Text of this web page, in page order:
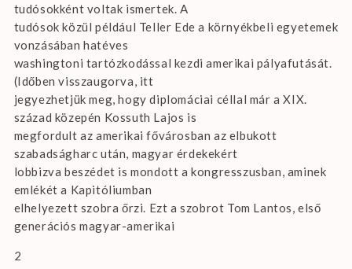
tudósokként voltak ismertek. A
tudósok közül például Teller Ede a környékbeli egyetemek
vonzásában hatéves
washingtoni tartózkodással kezdi amerikai pályafutását.
(Időben visszaugorva, itt
jegyezhetjük meg, hogy diplomáciai céllal már a XIX.
század közepén Kossuth Lajos is
megfordult az amerikai fővárosban az elbukott
szabadságharc után, magyar érdekekért
lobbizva beszédet is mondott a kongresszusban, aminek
emlékét a Kapitóliumban
elhelyezett szobra őrzi. Ezt a szobrot Tom Lantos, első
generációs magyar-amerikai
2